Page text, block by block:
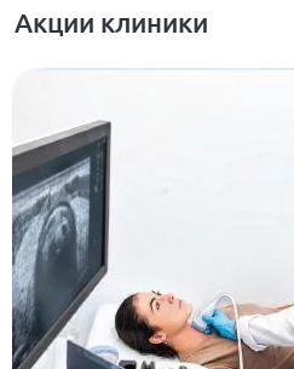
Акции клиники